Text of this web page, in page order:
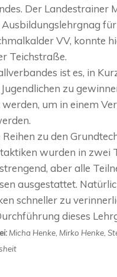
Der Landestrainer
VV, konnte
Teichstraße.
ist es, in
zu
um in einem
zu den
wurden in zwei
aber alle
ausgestattet.
schneller zu
dieses
Micha Henke, Mirko Henke,